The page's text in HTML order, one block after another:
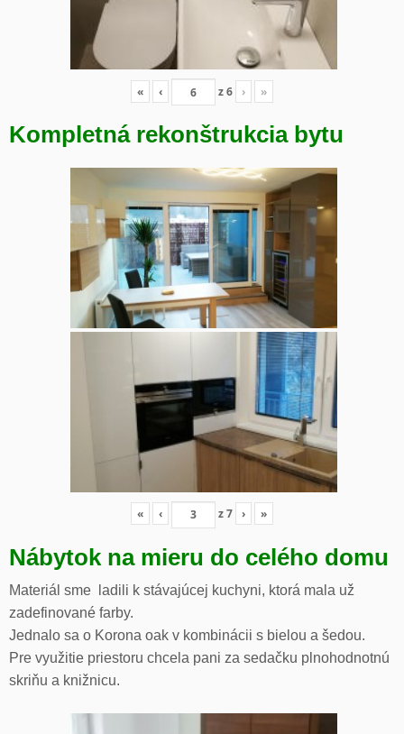
« ‹ z6 › »
Kompletná rekonštrukcia bytu
« ‹ z7 › »
Nábytok na mieru do celého domu
Materiál sme ladili k stávajúcej kuchyni, ktorá mala už
zadefinované farby.
Jednalo sa o Korona oak v kombinácii s bielou a šedou.
Pre využitie priestoru chcela pani za sedačku plnohodnotnú
skriňu a knižnicu.